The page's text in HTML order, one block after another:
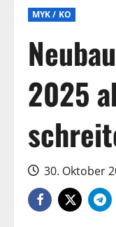
MYK / KO
2025
30. Oktober